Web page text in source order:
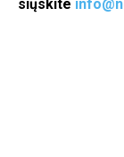
siųskite